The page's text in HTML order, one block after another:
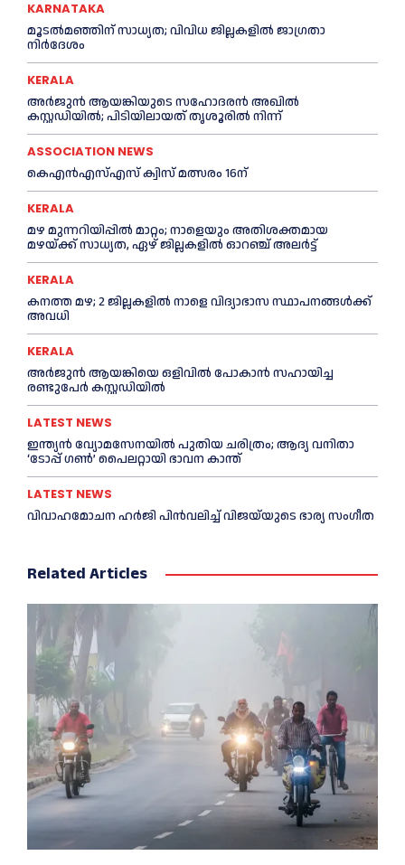
KARNATAKA
മൂടൽമഞ്ഞിന് സാധ്യത; വിവിധ ജില്ലകളിൽ ജാഗ്രതാ
നിർദേശം
KERALA
അര്‍ജുന്‍ ആയങ്കിയുടെ സഹോദരന്‍ അഖില്‍
കസ്റ്റഡിയില്‍; പിടിയിലായത് തൃശൂരില്‍ നിന്ന്
ASSOCIATION NEWS
കെഎൻഎസ്എസ് ക്വിസ് മത്സരം 16ന്
KERALA
മഴ മുന്നറിയിപ്പിൽ മാറ്റം; നാളെയും അതിശക്തമായ
മഴയ്ക്ക് സാധ്യത, ഏഴ് ജില്ലകളിൽ ഓറഞ്ച് അലർട്ട്
KERALA
കനത്ത മഴ; 2 ജില്ലകളില്‍ നാളെ വിദ്യാഭാസ സ്ഥാപനങ്ങള്‍ക്ക്
അവധി
KERALA
അര്‍ജുന്‍ ആയങ്കിയെ ഒളിവില്‍ പോകാന്‍ സഹായിച്ച
രണ്ടുപേര്‍ കസ്റ്റഡിയില്‍
LATEST NEWS
ഇന്ത്യൻ വ്യോമസേനയില്‍ പുതിയ ചരിത്രം; ആദ്യ വനിതാ
‘ടോപ്പ് ഗണ്‍’ പൈലറ്റായി ഭാവന കാന്ത്
LATEST NEWS
വിവാഹമോചന ഹര്‍ജി പിൻവലിച്ച്‌ വിജയ്‌യുടെ ഭാര്യ സംഗീത
Related Articles